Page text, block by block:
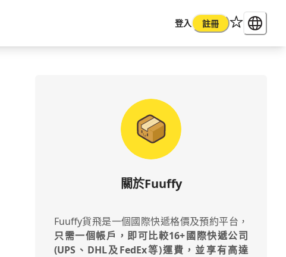
登入 註冊
關於Fuuffy
Fuuffy貨飛是一個國際快遞格價及預約平台，
只需一個帳戶，即可比較16+國際快遞公司
(UPS、DHL及FedEx等)運費，並享有高達